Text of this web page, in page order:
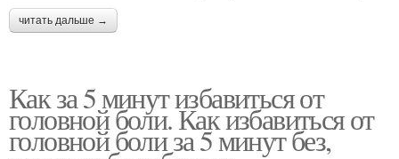
читать дальше →
Как за 5 минут избавиться от
головной боли. Как избавиться от
головной боли за 5 минут без,